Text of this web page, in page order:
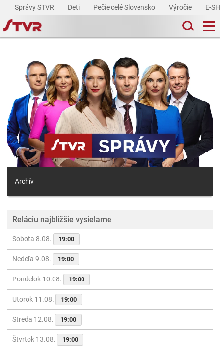
Správy STVR Deti Pečie celé Slovensko Výročie E-
Archív
Reláciu najbližšie vysielame
Sobota 8.08. 19:00
Nedeľa 9.08. 19:00
Pondelok 10.08. 19:00
Utorok 11.08. 19:00
Streda 12.08. 19:00
Štvrtok 13.08. 19:00